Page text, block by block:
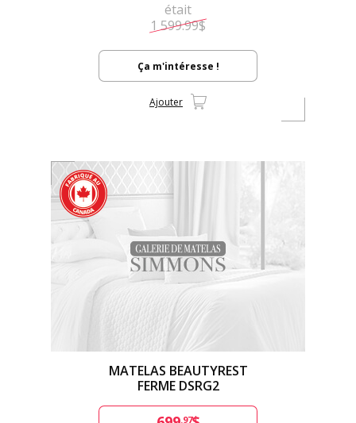
était
1 599.99$
Ça m'intéresse !
Ajouter
MATELAS BEAUTYREST
FERME DSRG2
.97